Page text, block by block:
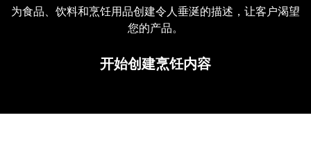
为食品、饮料和烹饪用品创建令人垂涎的描述，让客户渴望
您的产品。
开始创建烹饪内容